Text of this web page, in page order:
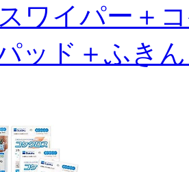
ワイパー＋
ッド＋ふき